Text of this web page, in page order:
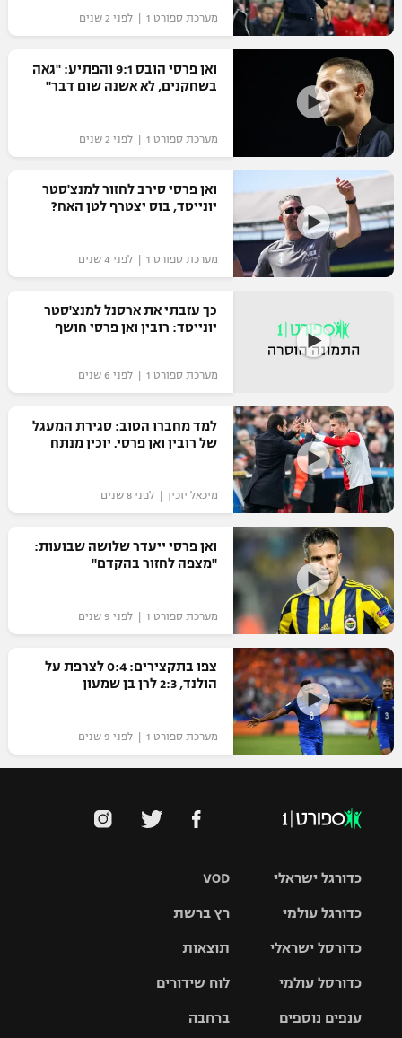
מערכת ספורט 1 | לפני 2 שנים
ואן פרסי הובס 9:1 והפתיע: "גאה
בשחקנים, לא אשנה שום דבר"
מערכת ספורט 1 | לפני 2 שנים
ואן פרסי סירב לחזור למנצ'סטר
יונייטד, בוס יצטרף לטן האח?
מערכת ספורט 1 | לפני 4 שנים
כך עזבתי את ארסנל למנצ'סטר
יונייטד: רובין ואן פרסי חושף
מערכת ספורט 1 | לפני 6 שנים
למד מחברו הטוב: סגירת המעגל
של רובין ואן פרסי. יוכין מנתח
מיכאל יוכין | לפני 8 שנים
ואן פרסי ייעדר שלושה שבועות:
"מצפה לחזור בהקדם"
מערכת ספורט 1 | לפני 9 שנים
צפו בתקצירים: 0:4 לצרפת על
הולנד, 2:3 לרן בן שמעון
מערכת ספורט 1 | לפני 9 שנים
VOD
רץ ברשת
תוצאות
לוח שידורים
ברחבה
כדורגל ישראלי
גביע הטוטו
כדורגל עולמי
האלופות
ליגה
כדורסל ישראלי
סל
כדורסל עולמי
ענפים נוספים